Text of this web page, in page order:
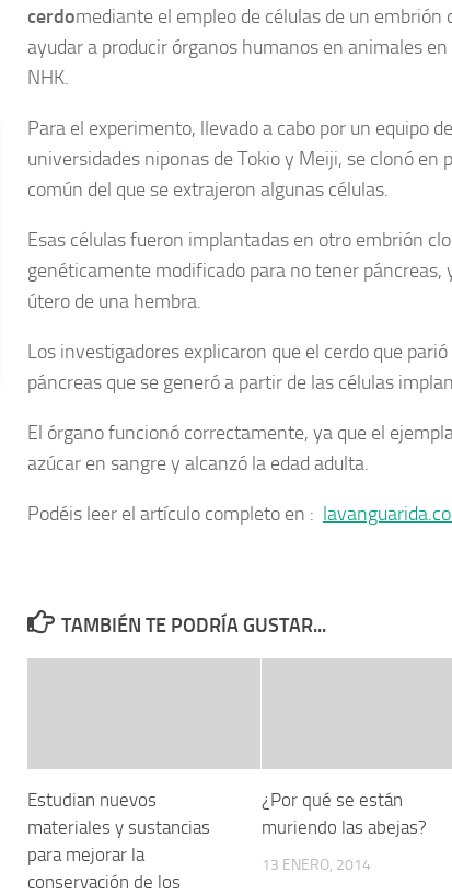
cerdomediante el empleo de células de un embrión
ayudar a producir órganos humanos en animales
NHK.
Para el experimento, llevado a cabo por un equipo
universidades niponas de Tokio y Meiji, se clonó en
común del que se extrajeron algunas células.
Esas células fueron implantadas en otro embrión
genéticamente modificado para no tener páncreas,
útero de una hembra.
Los investigadores explicaron que el cerdo que
páncreas que se generó a partir de las células
El órgano funcionó correctamente, ya que el
azúcar en sangre y alcanzó la edad adulta.
Podéis leer el artículo completo en :
TAMBIÉN TE PODRÍA GUSTAR...
Estudian nuevos
materiales y sustancias
para mejorar la
conservación de los
¿Por qué se están
muriendo las abejas?
13 ENERO, 2014